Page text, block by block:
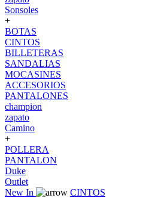
Sonsoles
+
BOTAS
CINTOS
BILLETERAS
SANDALIAS
MOCASINES
ACCESORIOS
PANTALONES
champion
zapato
Camino
+
POLLERA
PANTALON
Duke
Outlet
New In
CINTOS